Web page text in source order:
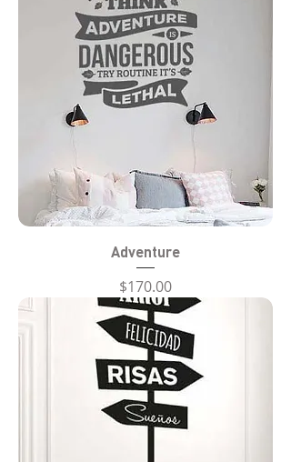
Adventure
Precio
$170.00